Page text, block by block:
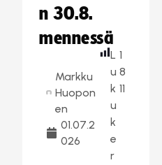
n 30.8.
mennessä
Markku
Huopon
en
01.07.2
026
L
u
k
u
k
e
r
1
8
11